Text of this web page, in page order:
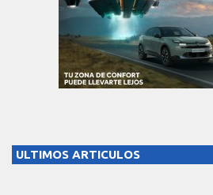
ULTIMOS ARTICULOS